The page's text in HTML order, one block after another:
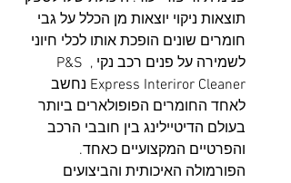
תוצאות ניקוי יוצאות מן הכלל על גבי
חומרים שונים הופכת אותו לכלי חיוני
לשמירה על פנים רכב נקי , P&S
Express Interiror Cleaner נחשב
לאחד החומרים הפופולארים ביותר
בעולם הדיטיילינג בין חובבי הרכב
והפרטיים המקצועיים כאחד.
הפורמולה האיכותית והביצועים